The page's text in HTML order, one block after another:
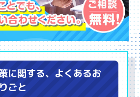
に関する、よくあるお
ごと